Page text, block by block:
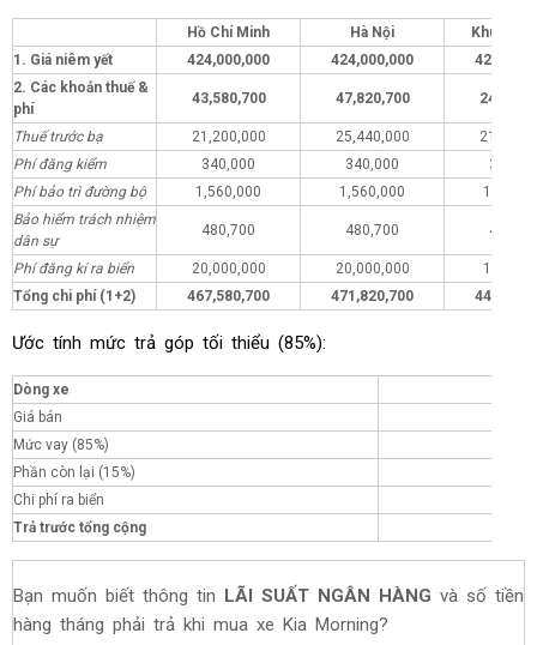
Hồ Chí Minh Hà Nội
Khu vực
1. Giá niêm yết
424,000,000 424,000,000
2. Các khoản thuế &
phí
43,580,700 47,820,700
Thuế trước bạ 21,200,000 25,440,000
Phí đăng kiểm
340,000 340,000
Phí bảo trì đường bộ
1,560,000 1,560,000
Bảo hiểm trách nhiệm
dân sự
480,700 480,700
Phí đăng kí ra biển 20,000,000 20,000,000
Tổng chi phí (1+2)
467,580,700 471,820,700
Ước tính mức trả góp tối thiểu (85%):
Dòng xe
Giá bán
Mức vay (85%)
Phần còn lại (15%)
Chi phí ra biển
Trả trước tổng cộng
Bạn muốn biết thông tin LÃI SUẤT NGÂN HÀNG và số tiền
hàng tháng phải trả khi mua xe Kia Morning?